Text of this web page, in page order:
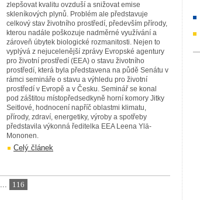
zlepšovat kvalitu ovzduší a snižovat emise
skleníkových plynů. Problém ale představuje
celkový stav životního prostředí, především přírody,
kterou nadále poškozuje nadměrné využívání a
zároveň úbytek biologické rozmanitosti. Nejen to
vyplývá z nejucelenější zprávy Evropské agentury
pro životní prostředí (EEA) o stavu životního
prostředí, která byla představena na půdě Senátu v
rámci semináře o stavu a výhledu pro životní
prostředí v Evropě a v Česku. Seminář se konal
pod záštitou místopředsedkyně horní komory Jitky
Seitlové, hodnocení napříč oblastmi klimatu,
přírody, zdraví, energetiky, výroby a spotřeby
představila výkonná ředitelka EEA Leena Ylä-
Mononen.
Celý článek
... 116